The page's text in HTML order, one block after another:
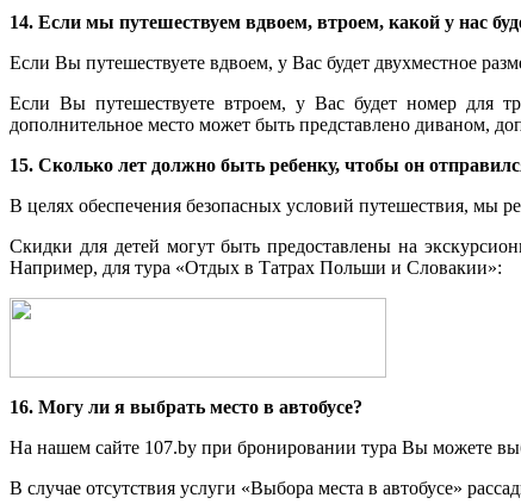
14. Если мы путешествуем вдвоем, втроем, какой у нас
Если Вы путешествуете вдвоем, у Вас будет двухместное
Если Вы путешествуете втроем, у Вас будет номер для
дополнительное место может быть представлено диваном,
15. Сколько лет должно быть ребенку, чтобы он
В целях обеспечения безопасных условий путешествия, мы
Скидки для детей могут быть предоставлены на
Например, для тура «Отдых в Татрах Польши и Словакии»:
16. Могу ли я выбрать место в автобусе?
На нашем сайте 107.by при бронировании тура Вы можете
В случае отсутствия услуги «Выбора места в автобусе»